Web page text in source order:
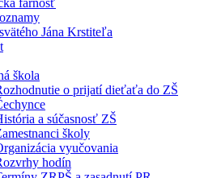
farnosť
Jána Krstiteľa
škola
o prijatí dieťaťa do ZŠ
a súčasnosť ZŠ
školy
vyučovania
hodín